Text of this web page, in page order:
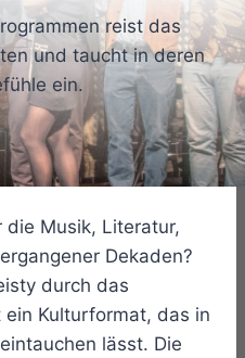
reist das
und taucht in deren
ein.
Musik, Literatur,
Dekaden?
durch das
Kulturformat, das in
lässt. Die